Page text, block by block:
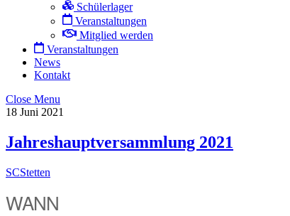
Schülerlager
Veranstaltungen
Mitglied werden
Veranstaltungen
News
Kontakt
Close Menu
18 Juni 2021
Jahreshauptversammlung 2021
SCStetten
WANN